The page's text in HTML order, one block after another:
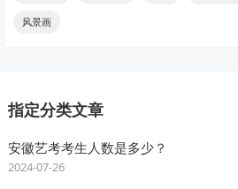
风景画
指定分类文章
安徽艺考考生人数是多少？
2024-07-26